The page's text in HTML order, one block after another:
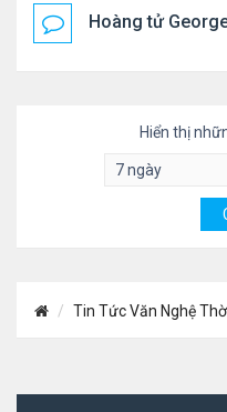
Hoàng tử
Hiển thị
Tin Tức Văn Nghệ